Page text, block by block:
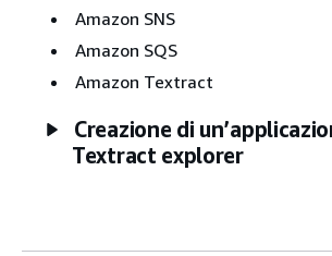
Amazon SNS
Amazon SQS
Amazon Textract
Creazione di
Textract explorer